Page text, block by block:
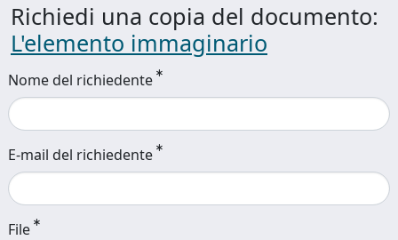
Richiedi una copia del documento:
L'elemento immaginario
Nome del richiedente
E-mail del richiedente
File